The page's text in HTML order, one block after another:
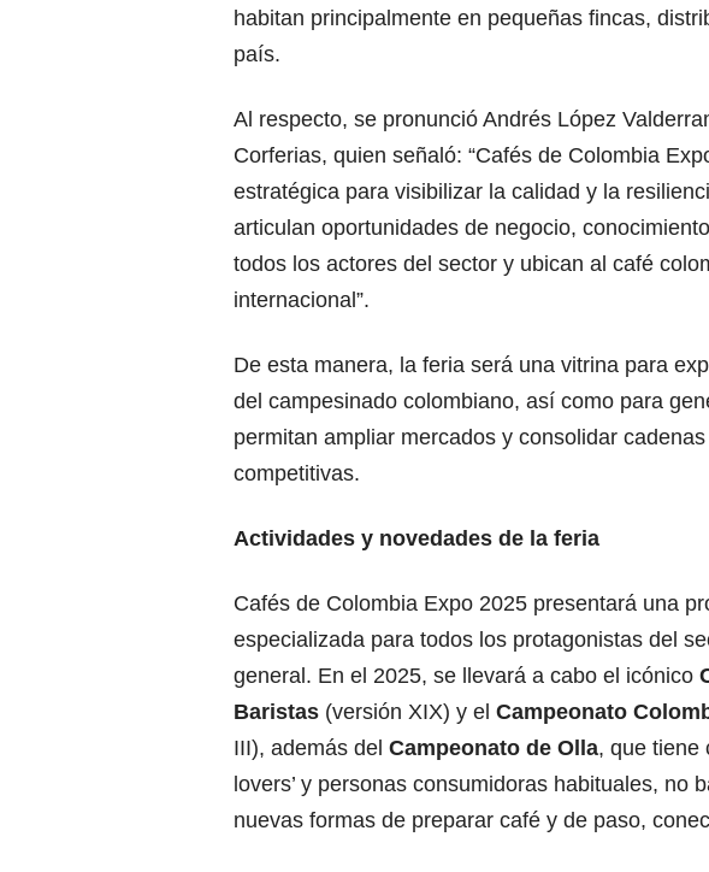
habitan principalmente en pequeñas fincas,
país.
Al respecto, se pronunció Andrés López
Corferias, quien señaló: “Cafés de Colombia
estratégica para visibilizar la calidad y la
articulan oportunidades de negocio,
todos los actores del sector y ubican al café
internacional”.
De esta manera, la feria será una vitrina para
del campesinado colombiano, así como para
permitan ampliar mercados y consolidar
competitivas.
Actividades y novedades de la feria
Cafés de Colombia Expo 2025 presentará una
especializada para todos los protagonistas del
general. En el 2025, se llevará a cabo el icónico
Baristas (versión XIX) y el Campeonato
III), además del Campeonato de Olla, que tiene
lovers’ y personas consumidoras habituales, no
nuevas formas de preparar café y de paso,